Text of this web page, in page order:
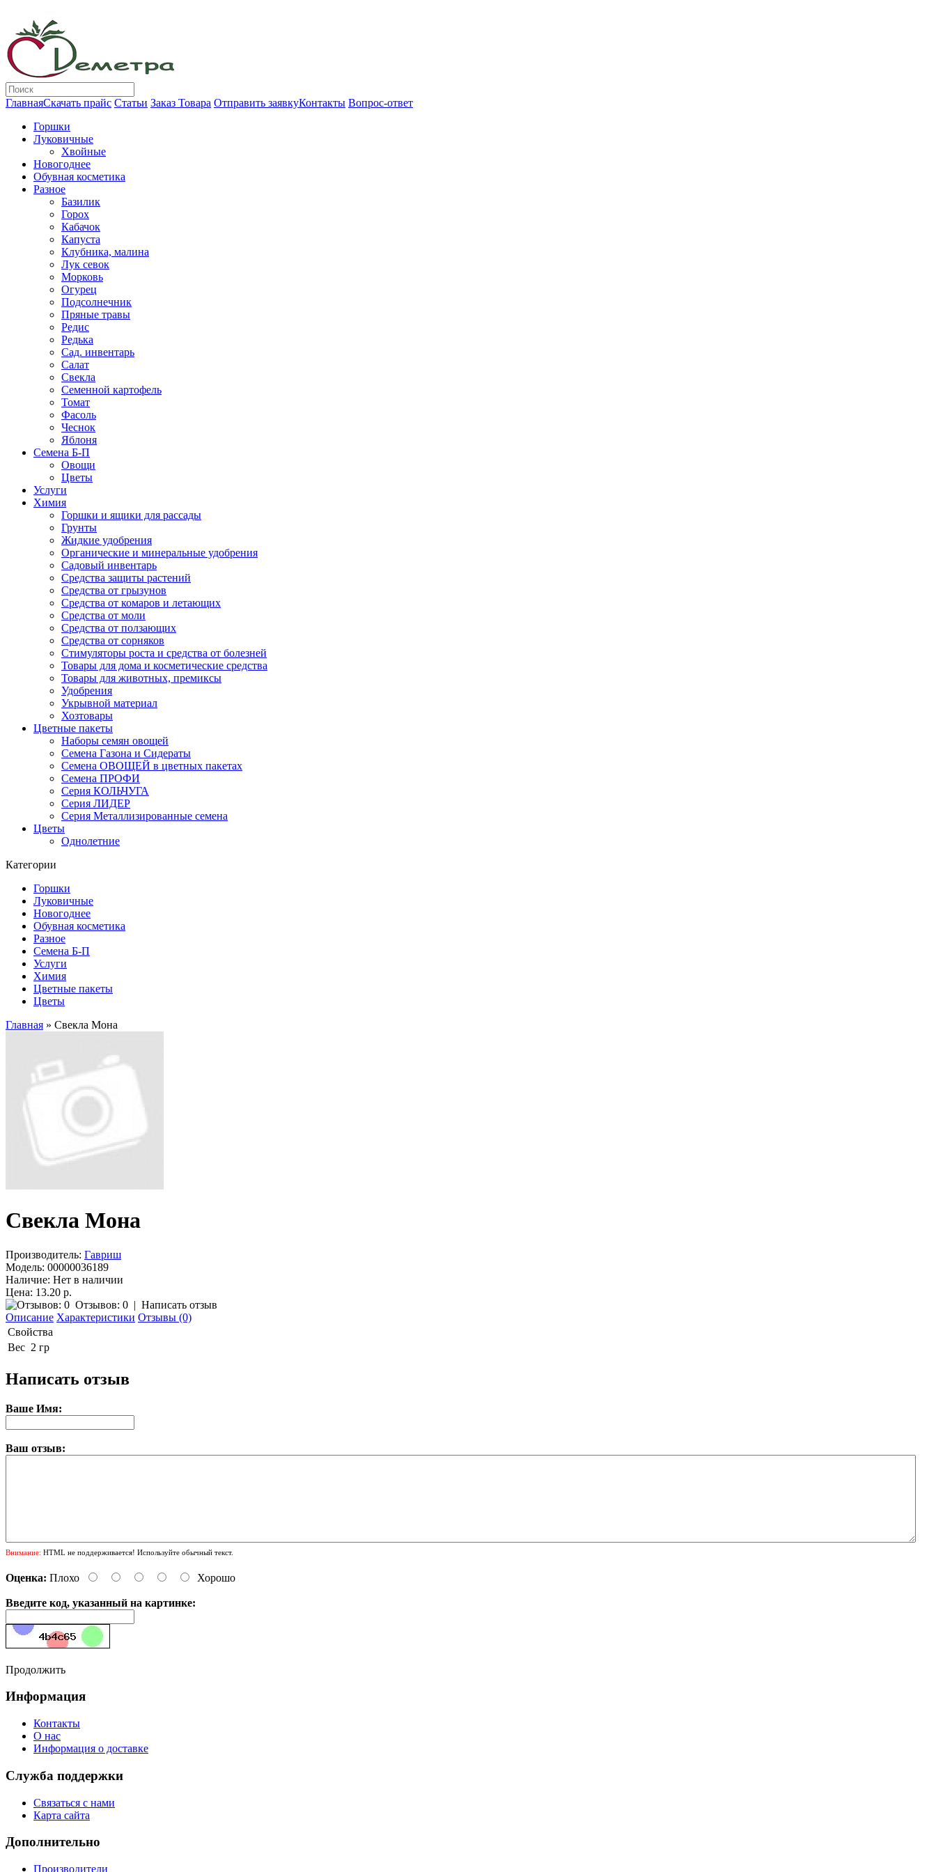
ГлавнаяСкачать прайс Статьи Заказ Товара Отправить заявкуКонтакты Вопрос-ответ
Горшки
Луковичные
Хвойные
Новогоднее
Обувная косметика
Разное
Базилик
Горох
Кабачок
Капуста
Клубника, малина
Лук севок
Морковь
Огурец
Подсолнечник
Пряные травы
Редис
Редька
Сад. инвентарь
Салат
Свекла
Семенной картофель
Томат
Фасоль
Чеснок
Яблоня
Семена Б-П
Овощи
Цветы
Услуги
Химия
Горшки и ящики для рассады
Грунты
Жидкие удобрения
Органические и минеральные удобрения
Садовый инвентарь
Средства защиты растений
Средства от грызунов
Средства от комаров и летающих
Средства от моли
Средства от ползающих
Средства от сорняков
Стимуляторы роста и средства от болезней
Товары для дома и косметические средства
Товары для животных, премиксы
Удобрения
Укрывной материал
Хозтовары
Цветные пакеты
Наборы семян овощей
Семена Газона и Сидераты
Семена ОВОЩЕЙ в цветных пакетах
Семена ПРОФИ
Серия КОЛЬЧУГА
Серия ЛИДЕР
Серия Металлизированные семена
Цветы
Однолетние
Категории
Горшки
Луковичные
Новогоднее
Обувная косметика
Разное
Семена Б-П
Услуги
Химия
Цветные пакеты
Цветы
Главная » Свекла Мона
Свекла Мона
Производитель: Гавриш
Модель: 00000036189
Наличие: Нет в наличии
Цена: 13.20 р.
Отзывов: 0 | Написать отзыв
Описание Характеристики Отзывы (0)
Свойства
Вес 2 гр
Написать отзыв
Ваше Имя:
Ваш отзыв:
Внимание: HTML не поддерживается! Используйте обычный текст.
Оценка: Плохо Хорошо
Введите код, указанный на картинке:
Продолжить
Информация
Контакты
О нас
Информация о доставке
Служба поддержки
Связаться с нами
Карта сайта
Дополнительно
Производители